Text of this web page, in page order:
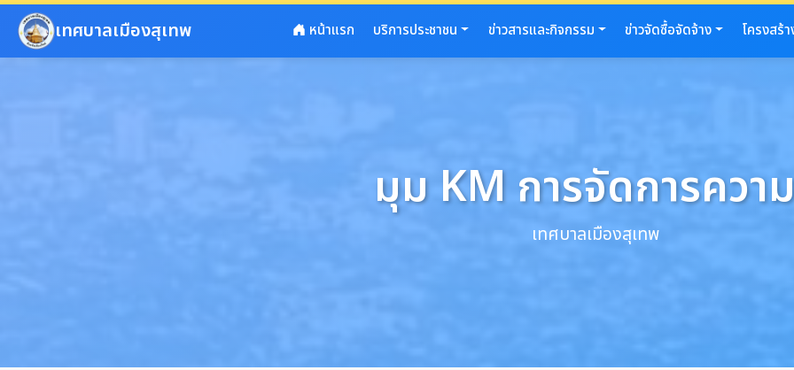
ข้ามไปยังเนื้อหาหลัก
เทศบาลเมืองสุเทพ หน้าแรก บริการประชาชน ข่าวสารและกิจกรรม ข่าวจัดซื้อจัดจ้าง โครงสร้
มุม KM การจัดการควา
เทศบาลเมืองสุเทพ